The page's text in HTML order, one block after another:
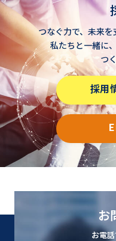
つなぐ力で、未来を
私たちと一緒に
つ
採用
お
お電